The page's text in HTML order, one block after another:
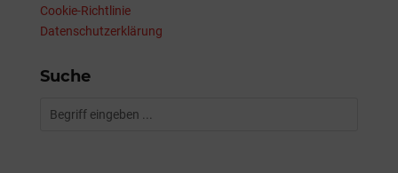
Cookie-Richtlinie
Datenschutzerklärung
Suche